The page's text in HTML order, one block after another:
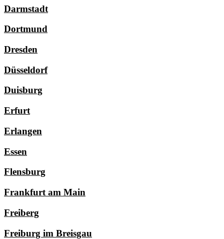
Darmstadt
Dortmund
Dresden
Düsseldorf
Duisburg
Erfurt
Erlangen
Essen
Flensburg
Frankfurt am Main
Freiberg
Freiburg im Breisgau